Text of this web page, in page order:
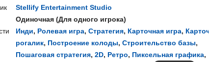
Stellify Entertainment Studio
Одиночная (Для одного игрока)
Инди, Ролевая игра, Стратегия, Карточная игра,
рогалик, Построение колоды, Строительство базы,
Пошаговая стратегия, 2D, Ретро, Пиксельная графика,